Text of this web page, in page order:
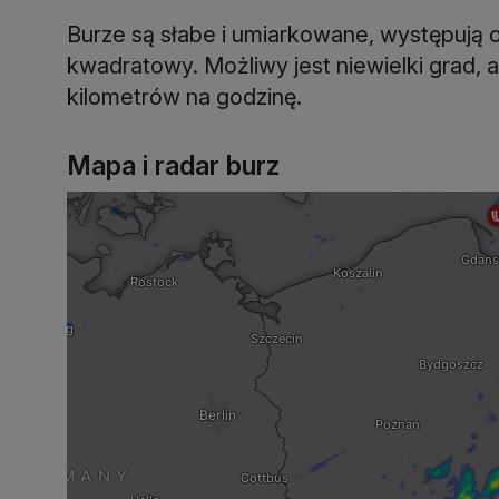
Burze są słabe i umiarkowane,
kwadratowy. Możliwy jest niewielki grad,
kilometrów na godzinę.
Mapa i radar burz